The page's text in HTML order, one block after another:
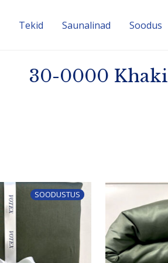
Tekid Sauna­linad Soodus
30-0000 Khaki
SOODUSTUS